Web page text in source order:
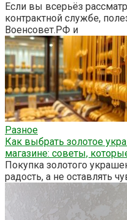
Если вы всерьёз
контрактной службе,
Военсовет.РФ и
Разное
Как выбрать золотое
магазине: советы,
Покупка золотого
радость, а не оставлять